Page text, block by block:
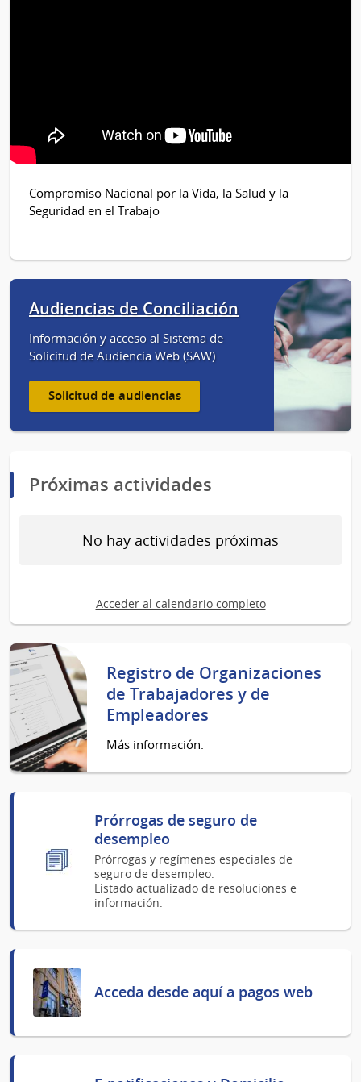
Compromiso Nacional por la Vida, la Salud y la
Seguridad en el Trabajo
Audiencias de Conciliación
Información y acceso al Sistema de
Solicitud de Audiencia Web (SAW)
Solicitud de audiencias
Próximas actividades
No hay actividades próximas
Acceder al calendario completo
Registro de Organizaciones
de Trabajadores y de
Empleadores
Más información.
Prórrogas de seguro de
desempleo
Prórrogas y regímenes especiales de
seguro de desempleo.
Listado actualizado de resoluciones e
información.
Acceda desde aquí a pagos web